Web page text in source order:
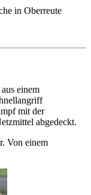
in Oberreute
einem
mit der
abgedeckt.
Von einem